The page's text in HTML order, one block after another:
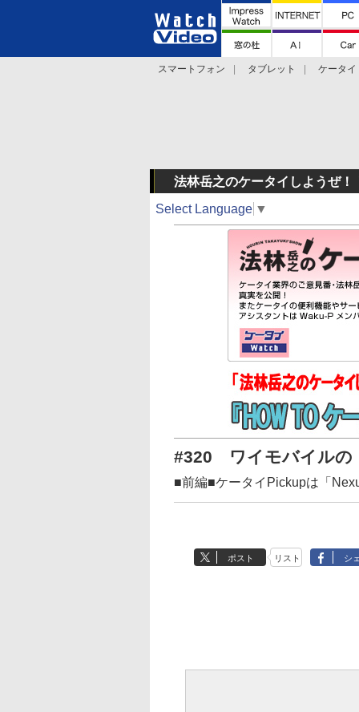
スマートフォン タブレット ケータイ
法林岳之のケータイしようぜ！
Select Language ▼
#320 ワイモバイルの
■前編■ケータイPickupは「
ポスト リスト シ